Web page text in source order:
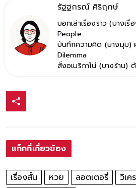
รัฐฐกรณ์ ศิริฤกษ์
บอกเล่าเรื่องราว (บางเ
People
บันทึกความคิด (บางมุม)
Dilemma
สั่งอเมริกาโน่ (บางร้าน)
แท็กที่เกี่ยวข้อง
เรื่องสั้น หวย ลอตเตอรี่
วิเค